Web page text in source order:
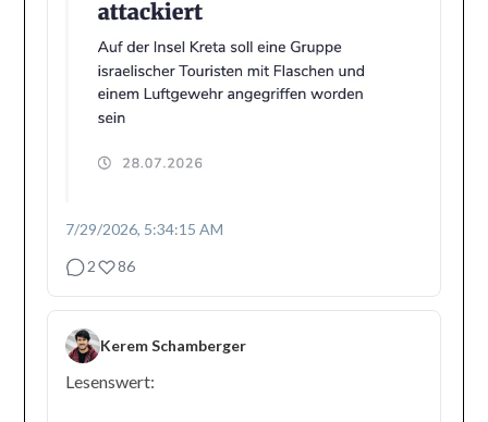
7/29/2026, 5:34:15 AM
2
86
Kerem Schamberger
Lesenswert: